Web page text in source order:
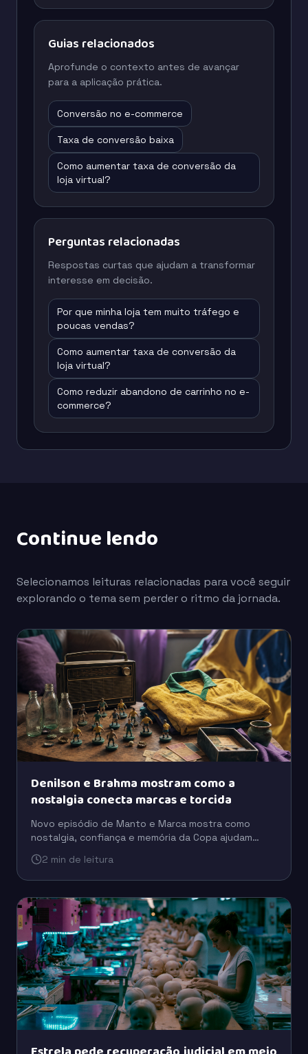
Guias relacionados
Aprofunde o contexto antes de avançar
para a aplicação prática.
Conversão no e-commerce
Taxa de conversão baixa
Como aumentar taxa de conversão da
loja virtual?
Perguntas relacionadas
Respostas curtas que ajudam a transformar
interesse em decisão.
Por que minha loja tem muito tráfego e
poucas vendas?
Como aumentar taxa de conversão da
loja virtual?
Como reduzir abandono de carrinho no e-
commerce?
Continue lendo
Selecionamos leituras relacionadas para você seguir
explorando o tema sem perder o ritmo da jornada.
Denilson e Brahma mostram como a
nostalgia conecta marcas e torcida
Novo episódio de Manto e Marca mostra como
nostalgia, confiança e memória da Copa ajudam
da torcida.
2 min de leitura